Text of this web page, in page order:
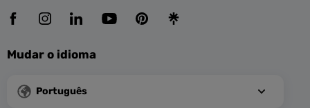
Mudar o idioma
Português